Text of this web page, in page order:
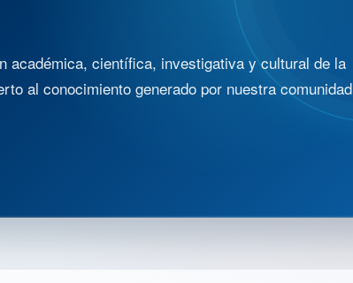
académica, científica, investigativa y cultural de la
al conocimiento generado por nuestra comunidad